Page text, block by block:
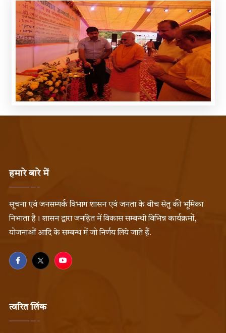
हमारे बारे में
सूचना एवं जनसम्पर्क विभाग शासन एवं जनता के बीच सेतु की भूमिका
निभाता है। शासन द्वारा जनहित में विकास सम्बन्धी विभिन्न कार्यक्रमों,
योजनाओं आदि के सम्बन्ध में जो निर्णय लिये जाते हैं.
त्वरित लिंक